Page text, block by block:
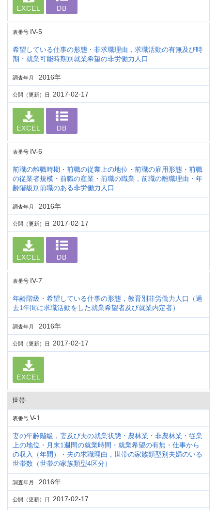
EXCEL DB
表番号 IV-5
希望している仕事の形態・非求職理由，求職活動の有無及び時
期・就業可能時期別就業希望の非労働力人口
調査年月 2016年
公開（更新）日 2017-02-17
EXCEL DB
表番号 IV-6
前職の離職時期・前職の従業上の地位・前職の雇用形態・前職
の従業者規模・前職の産業・前職の職業，前職の離職理由・年
齢階級別前職のある非労働力人口
調査年月 2016年
公開（更新）日 2017-02-17
EXCEL DB
表番号 IV-7
年齢階級・希望している仕事の形態，教育別非労働力人口（過
去1年間に求職活動をした就業希望者及び就業内定者）
調査年月 2016年
公開（更新）日 2017-02-17
EXCEL
世帯
表番号 V-1
妻の年齢階級，妻及び夫の就業状態・農林業・非農林業・従業
上の地位・月末1週間の就業時間・就業希望の有無・仕事から
の収入（年間）・夫の求職理由，世帯の家族類型別夫婦のいる
世帯数（世帯の家族類型4区分）
調査年月 2016年
公開（更新）日 2017-02-17